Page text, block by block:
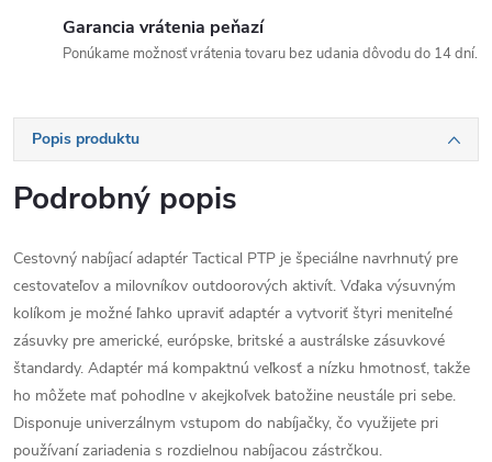
Garancia vrátenia peňazí
Ponúkame možnosť vrátenia tovaru bez udania dôvodu do 14 dní.
Popis produktu
Podrobný popis
Cestovný nabíjací adaptér Tactical PTP je špeciálne navrhnutý pre
cestovateľov a milovníkov outdoorových aktivít. Vďaka výsuvným
kolíkom je možné ľahko upraviť adaptér a vytvoriť štyri meniteľné
zásuvky pre americké, európske, britské a austrálske zásuvkové
štandardy. Adaptér má kompaktnú veľkosť a nízku hmotnosť, takže
ho môžete mať pohodlne v akejkoľvek batožine neustále pri sebe.
Disponuje univerzálnym vstupom do nabíjačky, čo využijete pri
používaní zariadenia s rozdielnou nabíjacou zástrčkou.